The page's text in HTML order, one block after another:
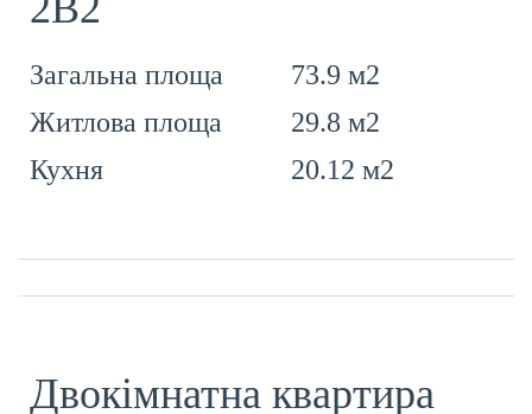
Загальна площа
73.9 м2
Житлова площа
29.8 м2
Кухня
20.12 м2
Двокімнатна квартира